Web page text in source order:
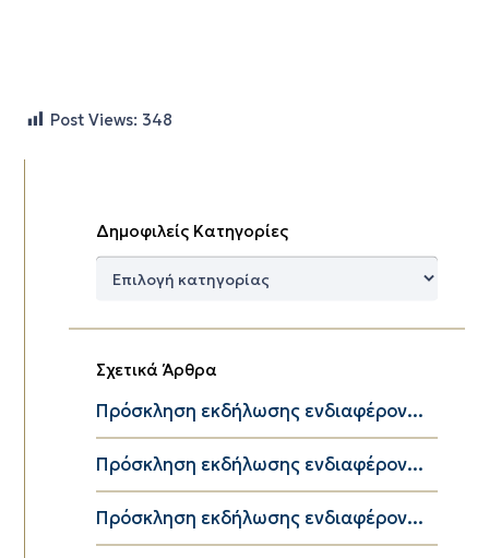
Post Views: 348
Δημοφιλείς Κατηγορίες
Δημοφιλείς
Σχετικά Άρθρα
Πρόσκληση εκδήλωσης ενδιαφέρον...
Πρόσκληση εκδήλωσης ενδιαφέρον...
Πρόσκληση εκδήλωσης ενδιαφέρον...